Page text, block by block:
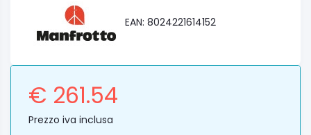
EAN: 8024221614152
€ 261.54
Prezzo iva inclusa